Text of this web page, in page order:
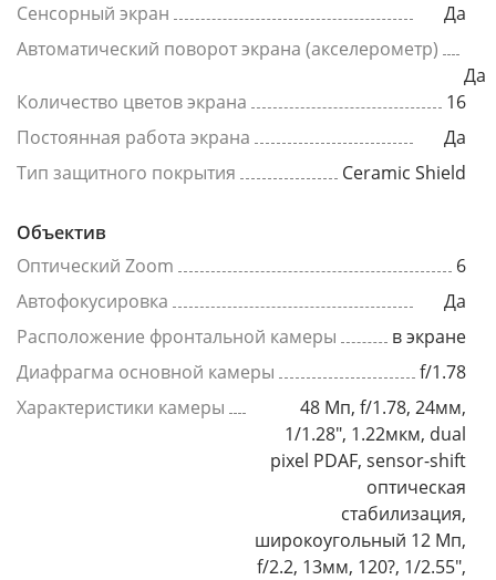
Сенсорный экран
Да
Автоматический поворот экрана (акселерометр)
Да
Количество цветов экрана
16
Постоянная работа экрана
Да
Тип защитного покрытия
Ceramic Shield
Объектив
Оптический Zoom
6
Автофокусировка
Да
Расположение фронтальной камеры
в экране
Диафрагма основной камеры
f/1.78
Характеристики камеры
48 Мп, f/1.78, 24мм,
1/1.28", 1.22мкм, dual
pixel PDAF, sensor-shift
оптическая
стабилизация,
широкоугольный 12 Мп,
f/2.2, 13мм, 120?, 1/2.55",